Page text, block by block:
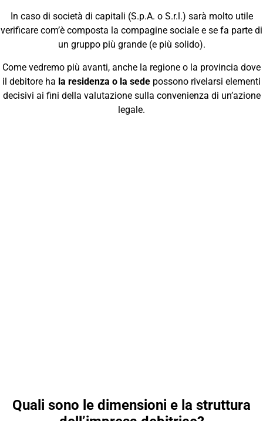
In caso di società di capitali (S.p.A. o S.r.l.) sarà molto utile
verificare com’è composta la compagine sociale e se fa parte di
un gruppo più grande (e più solido).
Come vedremo più avanti, anche la regione o la provincia dove
il debitore ha la residenza o la sede possono rivelarsi elementi
decisivi ai fini della valutazione sulla convenienza di un’azione
legale.
Quali sono le dimensioni e la struttura